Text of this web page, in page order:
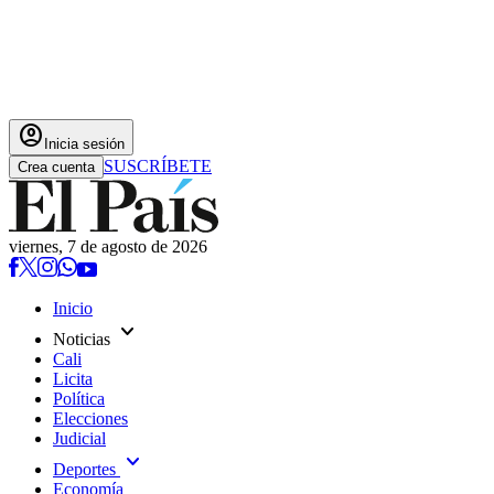
account_circle Inicia sesión
Crea cuenta SUSCRÍBETE
viernes, 7 de agosto de 2026
Inicio
Noticias expand_more
Cali
Licita
Política
Elecciones
Judicial
Deportes expand_more
Economía